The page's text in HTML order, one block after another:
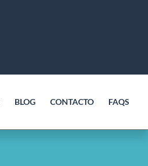
BLOG CONTACTO FAQS